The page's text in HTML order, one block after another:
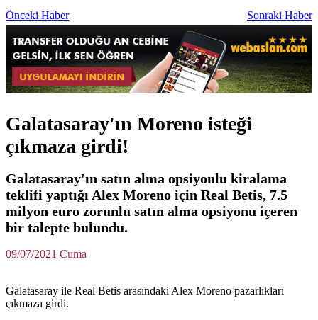
Önceki Haber Sonraki Haber
Galatasaray'ın Moreno isteği
çıkmaza girdi!
Galatasaray'ın satın alma opsiyonlu kiralama
teklifi yaptığı Alex Moreno için Real Betis, 7.5
milyon euro zorunlu satın alma opsiyonu içeren
bir talepte bulundu.
09/07/2021 Cuma
Galatasaray ile Real Betis arasındaki Alex Moreno pazarlıkları
çıkmaza girdi.